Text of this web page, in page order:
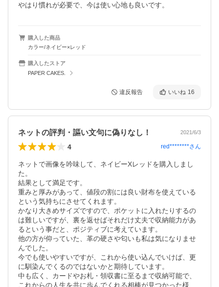
やはり慣れが必要で、今は使い心地も良いです。
購入した商品
カラー/ネイビー×レッド
購入したストア
PAPER CAKES.
違反報告 いいね 16
ネットの評判・謳い文句に偽りなし！ 2021/6/3
4 red********さん
ネットで画像を吟味して、ネイビーXレッドを購入しまし
た。
結果として満足です。
重みと厚みがあって、値段の割には良い財布を使えている
という気持ちにさせてくれます。
かなり大きめサイズですので、ポケットに入れたりするの
は難しいですが、裏を返せばそれだけ丈夫で収納能力があ
るという事だと、ポジティブに考えています。
他の方が仰っていた、革の硬さや匂いも私は気になりませ
んでした。
今でも使いやすいですが、これから使い込んでいけば、更
に馴染んでくるのではないかと期待しています。
中も広く、カードやお札・領収書に至るまで収納可能で、
これからの人生を共に歩んでくれる相棒が見つかった様